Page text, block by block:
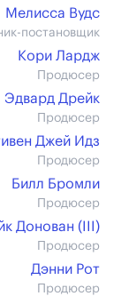
Мелисса Вудс
постановщик
Кори Лардж
Продюсер
Эдвард Дрейк
Продюсер
Джей Идз
Продюсер
Билл Бромли
Продюсер
Донован (III)
Продюсер
Дэнни Рот
Продюсер